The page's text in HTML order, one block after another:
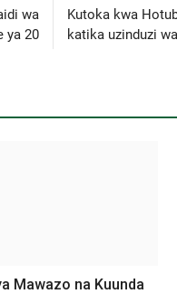
wa
ya 20
Kutoka kwa
katika uzinduzi
Mawazo na Kuunda